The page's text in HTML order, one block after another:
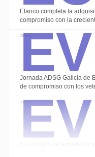
Elanco completa la
compromiso con la
28 Ene
Jornada ADSG Galicia de
de compromiso con los
07 Ene